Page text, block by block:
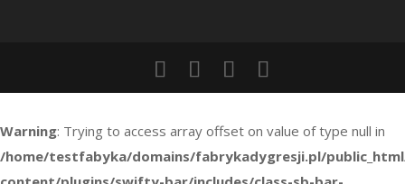
Warning: Trying to access array offset on value of type null in
/home/testfabyka/domains/fabrykadygresji.pl/